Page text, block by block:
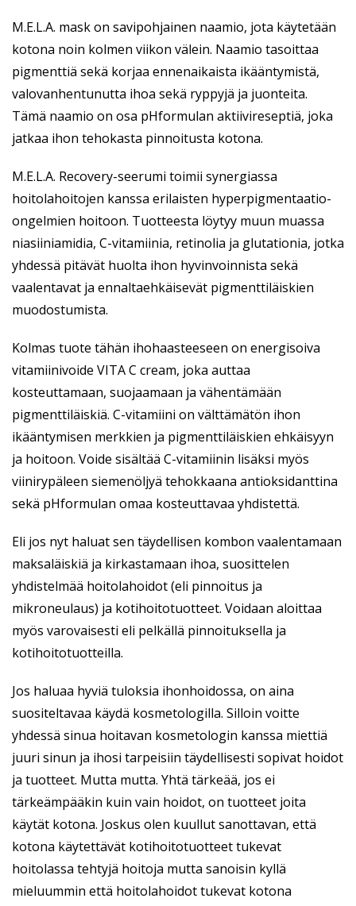
M.E.L.A. mask on savipohjainen naamio, jota käytetään
kotona noin kolmen viikon välein. Naamio tasoittaa
pigmenttiä sekä korjaa ennenaikaista ikääntymistä,
valovanhentunutta ihoa sekä ryppyjä ja juonteita.
Tämä naamio on osa pHformulan aktiivireseptiä, joka
jatkaa ihon tehokasta pinnoitusta kotona.
M.E.L.A. Recovery-seerumi toimii synergiassa
hoitolahoitojen kanssa erilaisten hyperpigmentaatio-
ongelmien hoitoon. Tuotteesta löytyy muun muassa
niasiiniamidia, C-vitamiinia, retinolia ja glutationia, jotka
yhdessä pitävät huolta ihon hyvinvoinnista sekä
vaalentavat ja ennaltaehkäisevät pigmenttiläiskien
muodostumista.
Kolmas tuote tähän ihohaasteeseen on energisoiva
vitamiinivoide VITA C cream, joka auttaa
kosteuttamaan, suojaamaan ja vähentämään
pigmenttiläiskiä. C-vitamiini on välttämätön ihon
ikääntymisen merkkien ja pigmenttiläiskien ehkäisyyn
ja hoitoon. Voide sisältää C-vitamiinin lisäksi myös
viinirypäleen siemenöljyä tehokkaana antioksidanttina
sekä pHformulan omaa kosteuttavaa yhdistettä.
Eli jos nyt haluat sen täydellisen kombon vaalentamaan
maksaläiskiä ja kirkastamaan ihoa, suosittelen
yhdistelmää hoitolahoidot (eli pinnoitus ja
mikroneulaus) ja kotihoitotuotteet. Voidaan aloittaa
myös varovaisesti eli pelkällä pinnoituksella ja
kotihoitotuotteilla.
Jos haluaa hyviä tuloksia ihonhoidossa, on aina
suositeltavaa käydä kosmetologilla. Silloin voitte
yhdessä sinua hoitavan kosmetologin kanssa miettiä
juuri sinun ja ihosi tarpeisiin täydellisesti sopivat hoidot
ja tuotteet. Mutta mutta. Yhtä tärkeää, jos ei
tärkeämpääkin kuin vain hoidot, on tuotteet joita
käytät kotona. Joskus olen kuullut sanottavan, että
kotona käytettävät kotihoitotuotteet tukevat
hoitolassa tehtyjä hoitoja mutta sanoisin kyllä
mieluummin että hoitolahoidot tukevat kotona